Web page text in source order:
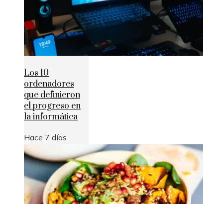
Los 10
ordenadores
que definieron
el progreso en
la informática
Hace 7 días